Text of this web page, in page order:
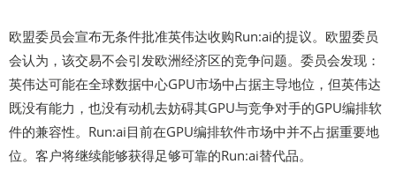
欧盟委员会宣布无条件批准英伟达收购Run:ai的提议。欧盟委员
会认为，该交易不会引发欧洲经济区的竞争问题。委员会发现：
英伟达可能在全球数据中心GPU市场中占据主导地位，但英伟达
既没有能力，也没有动机去妨碍其GPU与竞争对手的GPU编排软
件的兼容性。Run:ai目前在GPU编排软件市场中并不占据重要地
位。客户将继续能够获得足够可靠的Run:ai替代品。